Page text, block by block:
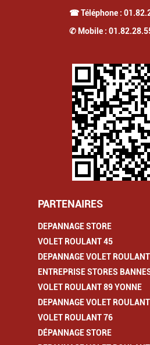
☎ Téléphone :
✆ Mobile :
PARTENAIRES
DEPANNAGE STORE
VOLET ROULANT 45
DEPANNAGE VOLET
ENTREPRISE STORES
VOLET ROULANT 89 YONNE
DEPANNAGE VOLET
VOLET ROULANT 76
DÉPANNAGE STORE